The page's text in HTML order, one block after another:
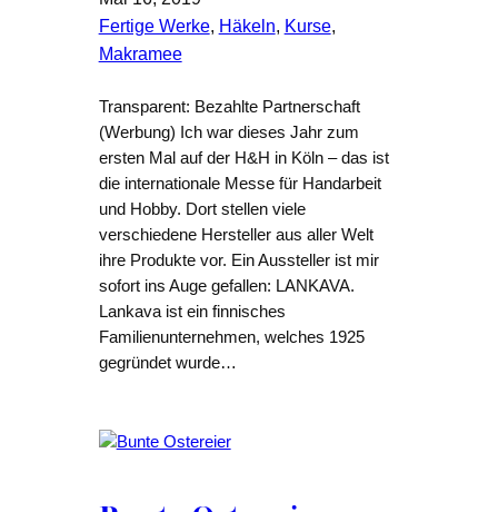
Fertige Werke, Häkeln, Kurse
Makramee
Transparent: Bezahlte Partnerschaft
(Werbung) Ich war dieses Jahr zum
ersten Mal auf der H&H in Köln – das ist
die internationale Messe für Handarbeit
und Hobby. Dort stellen viele
verschiedene Hersteller aus aller Welt
ihre Produkte vor. Ein Aussteller ist mir
sofort ins Auge gefallen: LANKAVA.
Lankava ist ein finnisches
Familienunternehmen, welches 1925
gegründet wurde…